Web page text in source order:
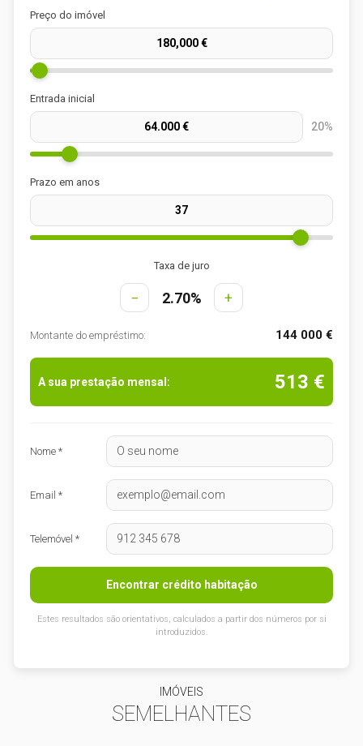
Preço do imóvel
Entrada inicial
20%
Prazo em anos
Taxa de juro
− 2.70% +
Montante do empréstimo: 144 000 €
A sua prestação mensal: 513 €
Nome *
Email *
Telemóvel *
Encontrar crédito habitação
Estes resultados são orientativos, calculados a partir dos números por si
introduzidos.
IMÓVEIS
SEMELHANTES